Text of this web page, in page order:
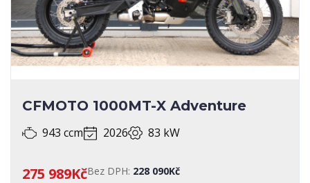
CFMOTO 1000MT-X Adventure
943 ccm 2026 83 kW
275 989KčBez DPH: 228 090Kč